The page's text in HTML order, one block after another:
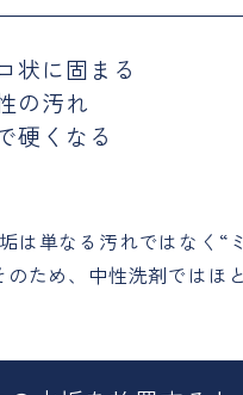
状に固まる
の汚れ
硬くなる
は単なる汚れではなく“
のため、中性洗剤ではほ